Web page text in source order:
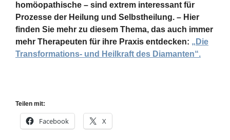
homöopathische – sind extrem interessant für
Prozesse der Heilung und Selbstheilung. – Hier
finden Sie mehr zu diesem Thema, das auch immer
mehr Therapeuten für ihre Praxis entdecken: „Die
Transformations- und Heilkraft des Diamanten“.
Teilen mit:
Facebook X